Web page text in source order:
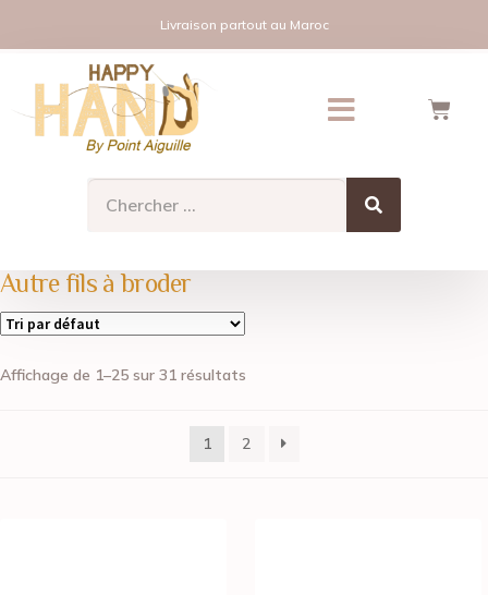
Livraison partout au Maroc
Autre fils à broder
Affichage de 1–25 sur 31 résultats
1 2